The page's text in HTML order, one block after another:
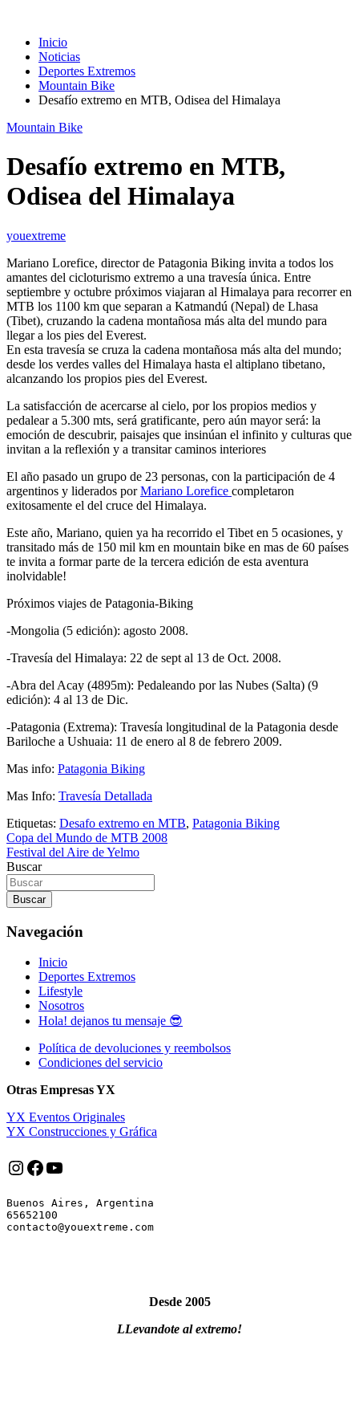
Inicio
Noticias
Deportes Extremos
Mountain Bike
Desafío extremo en MTB, Odisea del Himalaya
Mountain Bike
Desafío extremo en MTB,
Odisea del Himalaya
youextreme
Mariano Lorefice, director de Patagonia Biking invita a todos los
amantes del cicloturismo extremo a una travesía única. Entre
septiembre y octubre próximos viajaran al Himalaya para recorrer en
MTB los 1100 km que separan a Katmandú (Nepal) de Lhasa
(Tibet), cruzando la cadena montañosa más alta del mundo para
llegar a los pies del Everest.
En esta travesía se cruza la cadena montañosa más alta del mundo;
desde los verdes valles del Himalaya hasta el altiplano tibetano,
alcanzando los propios pies del Everest.
La satisfacción de acercarse al cielo, por los propios medios y
pedalear a 5.300 mts, será gratificante, pero aún mayor será: la
emoción de descubrir, paisajes que insinúan el infinito y culturas que
invitan a la reflexión y a transitar caminos interiores
El año pasado un grupo de 23 personas, con la participación de 4
argentinos y liderados porMariano Lorefice completaron
exitosamente el del cruce del Himalaya.
Este año, Mariano, quien ya ha recorrido el Tibet en 5 ocasiones, y
transitado más de 150 mil km en mountain bike en mas de 60 países
te invita a formar parte de la tercera edición de esta aventura
inolvidable!
Próximos viajes de Patagonia-Biking
-Mongolia (5 edición): agosto 2008.
-Travesía del Himalaya: 22 de sept al 13 de Oct. 2008.
-Abra del Acay (4895m): Pedaleando por las Nubes (Salta) (9
edición): 4 al 13 de Dic.
-Patagonia (Extrema): Travesía longitudinal de la Patagonia desde
Bariloche a Ushuaia: 11 de enero al 8 de febrero 2009.
Mas info: Patagonia Biking
Mas Info: Travesía Detallada
Etiquetas: Desafo extremo en MTB, Patagonia Biking
Navegación
de
entradas
Copa del Mundo de MTB 2008
Festival del Aire de Yelmo
Buscar
Buscar
Navegación
Inicio
Deportes Extremos
Lifestyle
Nosotros
Hola! dejanos tu mensaje 😎
Política de devoluciones y reembolsos
Condiciones del servicio
Otras Empresas YX
YX Eventos Originales
YX Construcciones y Gráfica
Instagram
Facebook
YouTube
Buenos Aires, Argentina
65652100
Desde 2005
LLevandote al extremo!